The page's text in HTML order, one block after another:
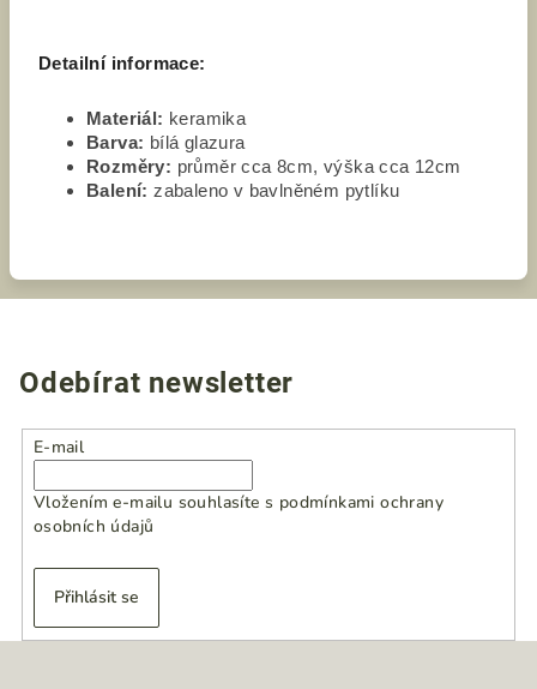
Detailní informace:
Materiál: keramika
Barva: bílá glazura
Rozměry: průměr cca 8cm, výška cca 12cm
Balení:zabaleno v bavlněném pytlíku
Odebírat newsletter
E-mail
Vložením e-mailu souhlasíte s podmínkami ochrany
osobních údajů
Přihlásit se